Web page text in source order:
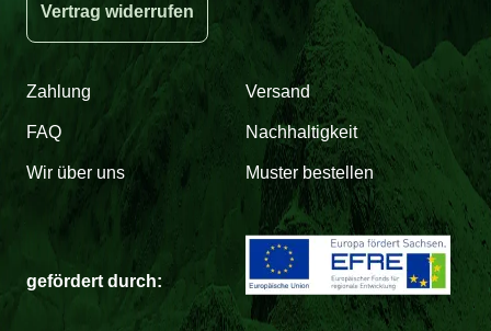
Vertrag widerrufen
Zahlung Versand
FAQ Nachhaltigkeit
Wir über uns Muster bestellen
gefördert durch: